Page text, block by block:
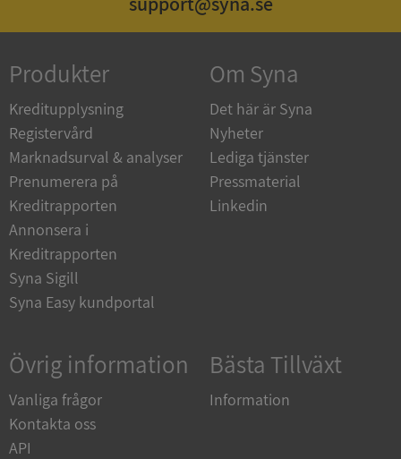
Produkter
Kreditupplysning
Registervård
Marknadsurval & analyser
Prenumerera på
Kreditrapporten
Annonsera i
Kreditrapporten
Syna Sigill
Syna Easy kundportal
Om Syna
Det här är Syna
Nyheter
Lediga tjänster
Pressmaterial
Linkedin
Övrig information
Vanliga frågor
Kontakta oss
API
Bästa Tillväxt
Information
ASP.NET_SessionId
Microsoft
Corporation
de.syna.se
ARRAffinity